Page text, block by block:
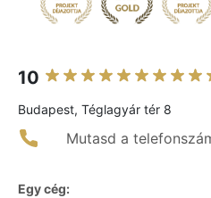
10
Budapest, Téglagyár tér 8
Mutasd a
Egy cég: